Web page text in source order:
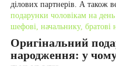
ділових партнерів. А також
подарунки чоловікам на
шефові, начальнику, братові
Оригінальний
народження: у чому